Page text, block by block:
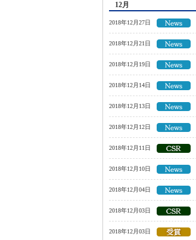
12月
2018年12月27日
2018年12月21日
2018年12月19日
2018年12月14日
2018年12月13日
2018年12月12日
2018年12月11日
2018年12月10日
2018年12月04日
2018年12月03日
2018年12月03日